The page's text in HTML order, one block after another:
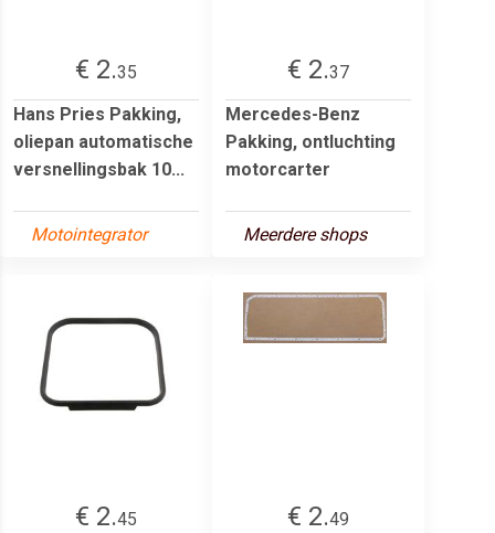
€ 2.35
Hans Pries Pakking,
oliepan automatische
versnellingsbak 10...
Motointegrator
€ 2.37
Mercedes-Benz
Pakking, ontluchting
motorcarter
Meerdere shops
€ 2.45
€ 2.49